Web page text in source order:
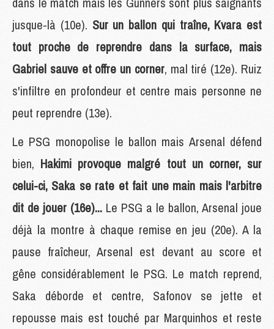
jusque-là (10e). Sur un ballon qui traîne, Kvara est
tout proche de reprendre dans la surface, mais
Gabriel sauve et offre un corner, mal tiré (12e). Ruiz
s'infiltre en profondeur et centre mais personne ne
peut reprendre (13e).
Le PSG monopolise le ballon mais Arsenal défend
bien, Hakimi provoque malgré tout un corner, sur
celui-ci, Saka se rate et fait une main mais l'arbitre
dit de jouer (16e)... Le PSG a le ballon, Arsenal joue
déjà la montre à chaque remise en jeu (20e). A la
pause fraîcheur, Arsenal est devant au score et
gêne considérablement le PSG. Le match reprend,
Saka déborde et centre, Safonov se jette et
repousse mais est touché par Marquinhos et reste